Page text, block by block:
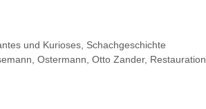
und Kurioses, Schachgeschichte
, Ostermann, Otto Zander, Restauration